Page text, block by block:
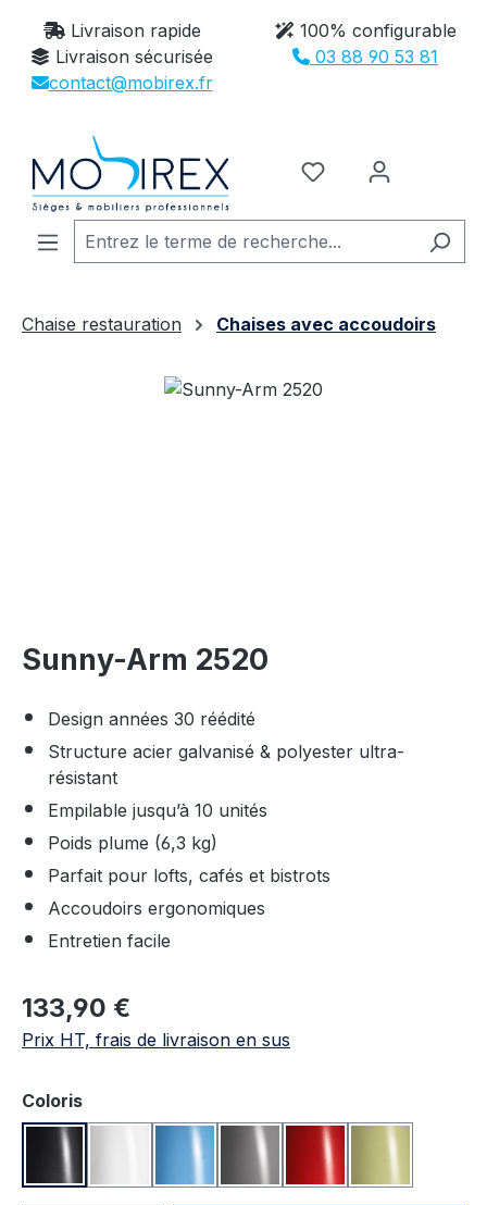
Passer au contenu principal
Livraison rapide
100% configurable
Livraison sécurisée
03 88 90 53 81
contact@mobirex.fr
Vous avez 0
Chaise restauration
Chaises avec accoudoirs
Sunny-Arm 2520
Design années 30 réédité
Structure acier galvanisé & polyester ultra-
résistant
Empilable jusqu’à 10 unités
Poids plume (6,3 kg)
Parfait pour lofts, cafés et bistrots
Accoudoirs ergonomiques
Entretien facile
Prix régulier :
133,90 €
Prix HT, frais de livraison en sus
Sélectionnez
Coloris
Anthracite Bleu Gris Rouge